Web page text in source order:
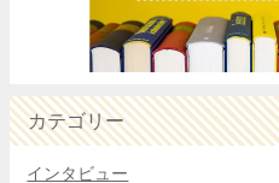
カテゴリー
インタビュー